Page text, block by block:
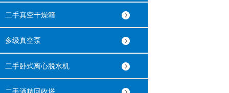
二手真空干燥箱
多级真空泵
二手卧式离心脱水机